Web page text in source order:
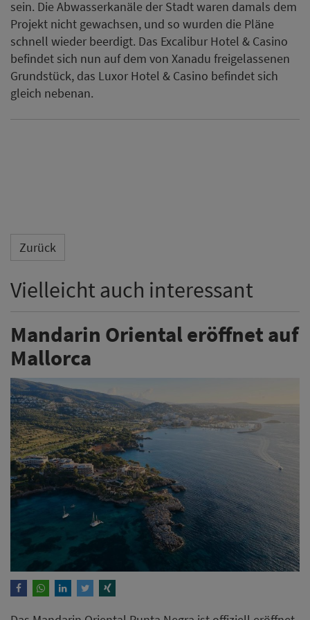
sein. Die Abwasserkanäle der Stadt waren damals dem
Projekt nicht gewachsen, und so wurden die Pläne
schnell wieder beerdigt. Das Excalibur Hotel & Casino
befindet sich nun auf dem von Xanadu freigelassenen
Grundstück, das Luxor Hotel & Casino befindet sich
gleich nebenan.
Zurück
Vielleicht auch interessant
Mandarin Oriental eröffnet auf
Mallorca